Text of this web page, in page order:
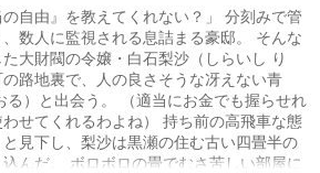
の自由』を教えてくれない？」 分刻みで管
数人に監視される息詰まる豪邸。 そんな
大財閥の令嬢・白石梨沙（しらいし り
路地裏で、人の良さそうな冴えない青
る）と出会う。 （適当にお金でも握らせれ
せてくれるわよね） 持ち前の高飛車な態
見下し、梨沙は黒瀬の住む古い四畳半の
んだ。 ボロボロの畳でむさ苦しい部屋に